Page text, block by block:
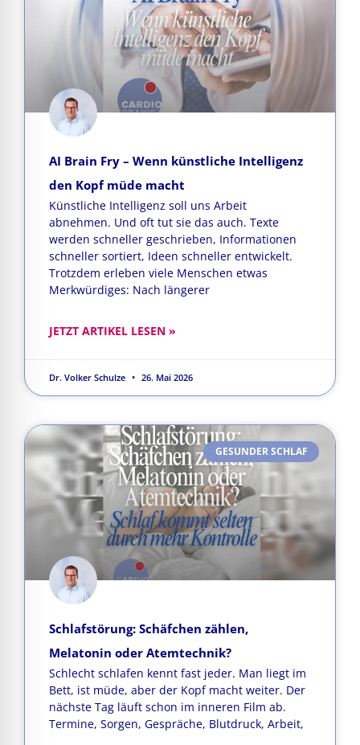
AI Brain Fry – Wenn künstliche Intelligenz
den Kopf müde macht
Künstliche Intelligenz soll uns Arbeit
abnehmen. Und oft tut sie das auch. Texte
werden schneller geschrieben, Informationen
schneller sortiert, Ideen schneller entwickelt.
Trotzdem erleben viele Menschen etwas
Merkwürdiges: Nach längerer
JETZT ARTIKEL LESEN »
Dr. Volker Schulze 26. Mai 2026
GESUNDER SCHLAF
Schlafstörung: Schäfchen zählen,
Melatonin oder Atemtechnik?
Schlecht schlafen kennt fast jeder. Man liegt im
Bett, ist müde, aber der Kopf macht weiter. Der
nächste Tag läuft schon im inneren Film ab.
Termine, Sorgen, Gespräche, Blutdruck, Arbeit,